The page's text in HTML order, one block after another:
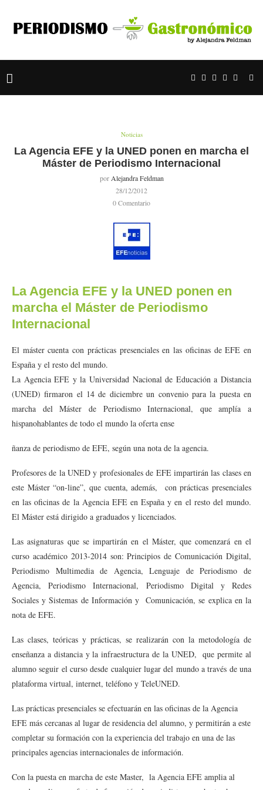
Noticias
La Agencia EFE y la UNED ponen en marcha el
Máster de Periodismo Internacional
por Alejandra Feldman
28/12/2012
0 Comentario
La Agencia EFE y la UNED ponen en
marcha el Máster de Periodismo
Internacional
El máster cuenta con prácticas presenciales en las oficinas de EFE en
España y el resto del mundo.
La Agencia EFE y la Universidad Nacional de Educación a Distancia
(UNED) firmaron el 14 de diciembre un convenio para la puesta en
marcha del Máster de Periodismo Internacional, que amplía a
hispanohablantes de todo el mundo la oferta ense
ñanza de periodismo de EFE, según una nota de la agencia.
Profesores de la UNED y profesionales de EFE impartirán las clases en
este Máster “on-line”, que cuenta, además, con prácticas presenciales
en las oficinas de la Agencia EFE en España y en el resto del mundo.
El Máster está dirigido a graduados y licenciados.
Las asignaturas que se impartirán en el Máster, que comenzará en el
curso académico 2013-2014 son: Principios de Comunicación Digital,
Periodismo Multimedia de Agencia, Lenguaje de Periodismo de
Agencia, Periodismo Internacional, Periodismo Digital y Redes
Sociales y Sistemas de Información y Comunicación, se explica en la
nota de EFE.
Las clases, teóricas y prácticas, se realizarán con la metodología de
enseñanza a distancia y la infraestructura de la UNED, que permite al
alumno seguir el curso desde cualquier lugar del mundo a través de una
plataforma virtual, internet, teléfono y TeleUNED.
Las prácticas presenciales se efectuarán en las oficinas de la Agencia
EFE más cercanas al lugar de residencia del alumno, y permitirán a este
completar su formación con la experiencia del trabajo en una de las
principales agencias internacionales de información.
Con la puesta en marcha de este Master, la Agencia EFE amplia al